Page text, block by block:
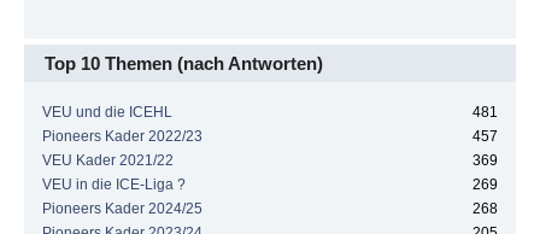
Top 10 Themen (nach Antworten)
VEU und die ICEHL
481
Pioneers Kader 2022/23
457
VEU Kader 2021/22
369
VEU in die ICE-Liga ?
269
Pioneers Kader 2024/25
268